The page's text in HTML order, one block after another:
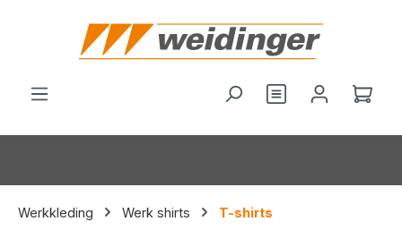
Je hebt 0 items
Werkkleding Werk shirts T-shirts